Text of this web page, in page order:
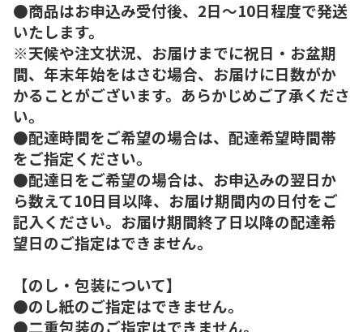
●商品はお申込み受付後、2日～10日程度で発送
いたします。
※天候や注文状況、お届けまでに祝日・お盆期
間、年末年始をはさむ場合、お届けに日数がか
かることがございます。あらかじめご了承くださ
い。
●配達時間をご希望の場合は、配達希望時間帯
をご指定ください。
●配達日をご希望の場合は、お申込みの翌日か
ら数えて10日目以降、お届け期間内の日付をご
記入ください。お届け期間終了日以降の配達希
望日のご指定はできません。
【のし・包装について】
●のし紙のご指定はできません。
●二重包装のご指定はできません。